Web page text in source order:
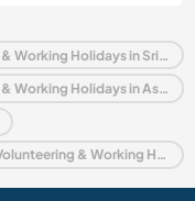
Aufenthalte bei Gastfamilien, Volunteering & Working Holidays in Sri Lanka
Aufenthalte bei Gastfamilien, Volunteering & Working Holidays in Asien
Last minute Aufenthalte bei Gastfamilien, Volunteering & Working Holidays in Sri Lanka